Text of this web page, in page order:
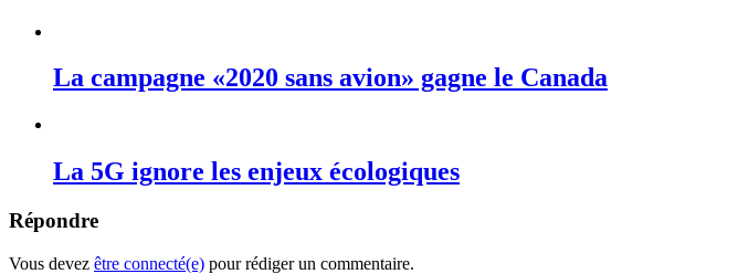
La campagne «2020 sans avion» gagne le Canada
La 5G ignore les enjeux écologiques
Répondre
Vous devez être connecté(e) pour rédiger un commentaire.